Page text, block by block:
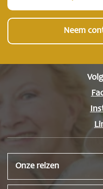
Neem
Onze reizen